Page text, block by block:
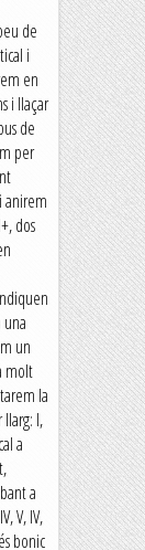
de
i
en
i llaçar
de
per
anirem
dos
un
molt
la
I,
a
a
V, IV,
bonic